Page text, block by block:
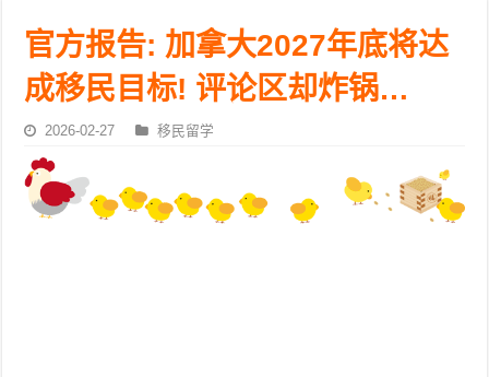
官方报告: 加拿大2027年底将达
成移民目标! 评论区却炸锅…
2026-02-27 移民留学